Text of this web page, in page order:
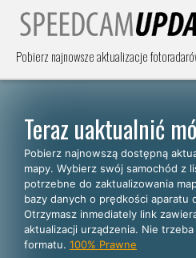
Pobierz najnowsze aktualizacje
Teraz uaktualnić
Pobierz najnowszą dostępną
mapy. Wybierz swój samochód z
potrzebne do zaktualizowania
bazy danych o prędkości aparatu
Otrzymasz inmediately link
aktualizacji urządzenia. Nie
formatu. 100% Prawne